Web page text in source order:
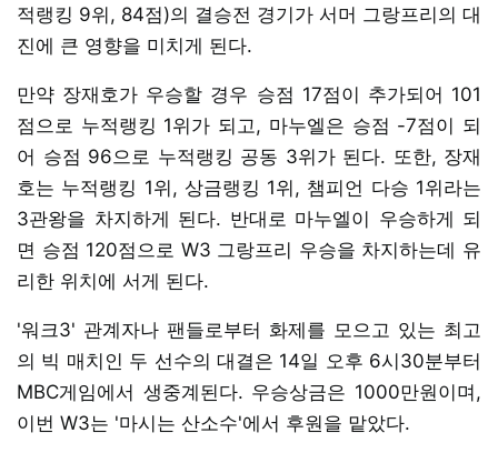
적랭킹 9위, 84점)의 결승전 경기가 서머 그랑프리의 대
진에 큰 영향을 미치게 된다.
만약 장재호가 우승할 경우 승점 17점이 추가되어 101
점으로 누적랭킹 1위가 되고, 마누엘은 승점 -7점이 되
어 승점 96으로 누적랭킹 공동 3위가 된다. 또한, 장재
호는 누적랭킹 1위, 상금랭킹 1위, 챔피언 다승 1위라는
3관왕을 차지하게 된다. 반대로 마누엘이 우승하게 되
면 승점 120점으로 W3 그랑프리 우승을 차지하는데 유
리한 위치에 서게 된다.
'워크3' 관계자나 팬들로부터 화제를 모으고 있는 최고
의 빅 매치인 두 선수의 대결은 14일 오후 6시30분부터
MBC게임에서 생중계된다. 우승상금은 1000만원이며,
이번 W3는 '마시는 산소수'에서 후원을 맡았다.